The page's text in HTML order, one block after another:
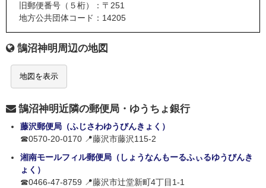
旧郵便番号（５桁）：〒251
地方公共団体コード：14205
鵠沼神明周辺の地図
地図を表示
鵠沼神明近隣の郵便局・ゆうちょ銀行
藤沢郵便局（ふじさわゆうびんきょく）
☎0570-20-0170 📍藤沢市藤沢115-2
湘南モールフィル郵便局（しょうなんもーるふぃるゆうびんき
ょく）
☎0466-47-8759 📍藤沢市辻堂新町4丁目1-1